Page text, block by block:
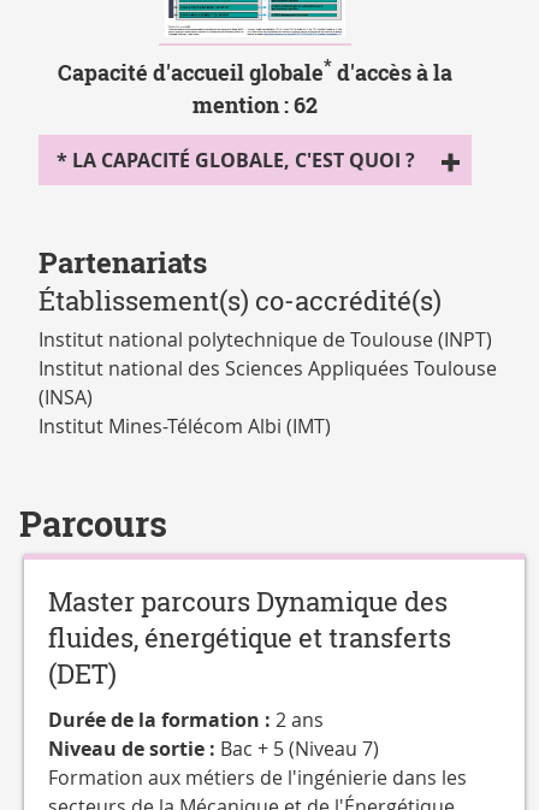
Vignette
SCHEMA
ARTICULATION
MASTERS
Capacité d'accueil globale*d'accès à la
mention : 62
* LA CAPACITÉ GLOBALE, C'EST QUOI ?
Partenariats
Établissement(s) co-accrédité(s)
Institut national polytechnique de Toulouse (INPT)
Institut national des Sciences Appliquées Toulouse
(INSA)
Institut Mines-Télécom Albi (IMT)
Parcours
Master parcours Dynamique des
fluides, énergétique et transferts
(DET)
Durée de la formation :2 ans
Niveau de sortie : Bac + 5 (Niveau 7)
Formation aux métiers de l'ingénierie dans les